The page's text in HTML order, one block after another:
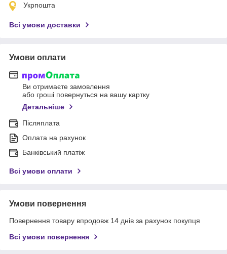
Укрпошта
Всі умови доставки
Умови оплати
Ви отримаєте замовлення
або гроші повернуться на вашу картку
Детальніше
Післяплата
Оплата на рахунок
Банківський платіж
Всі умови оплати
Умови повернення
Повернення товару впродовж 14 днів за рахунок покупця
Всі умови повернення